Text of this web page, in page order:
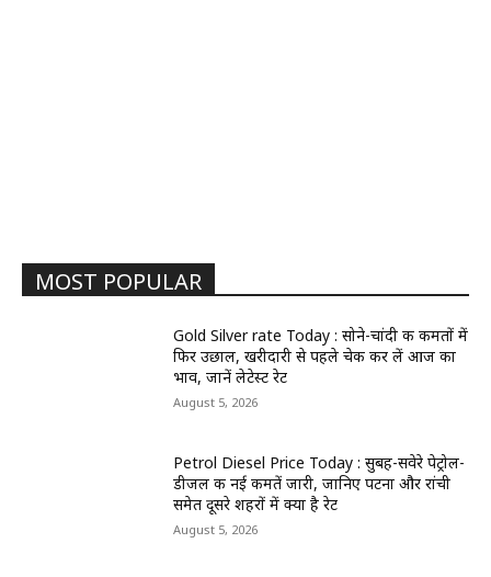
MOST POPULAR
Gold Silver rate Today : सोने-चांदी की कीमतों में
फिर उछाल, खरीदारी से पहले चेक कर लें आज का
भाव, जानें लेटेस्ट रेट
August 5, 2026
Petrol Diesel Price Today : सुबह-सवेरे पेट्रोल-
डीजल की नई कीमतें जारी, जानिए पटना और रांची
समेत दूसरे शहरों में क्या है रेट
August 5, 2026